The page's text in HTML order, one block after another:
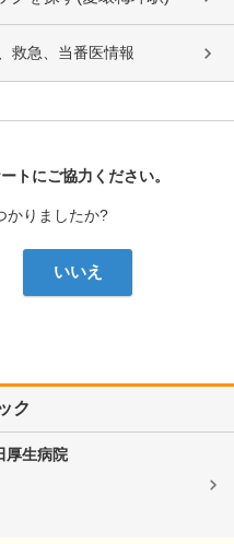
救急、当番医情報
トにご協力ください。
かりましたか?
いいえ
ク
厚生病院